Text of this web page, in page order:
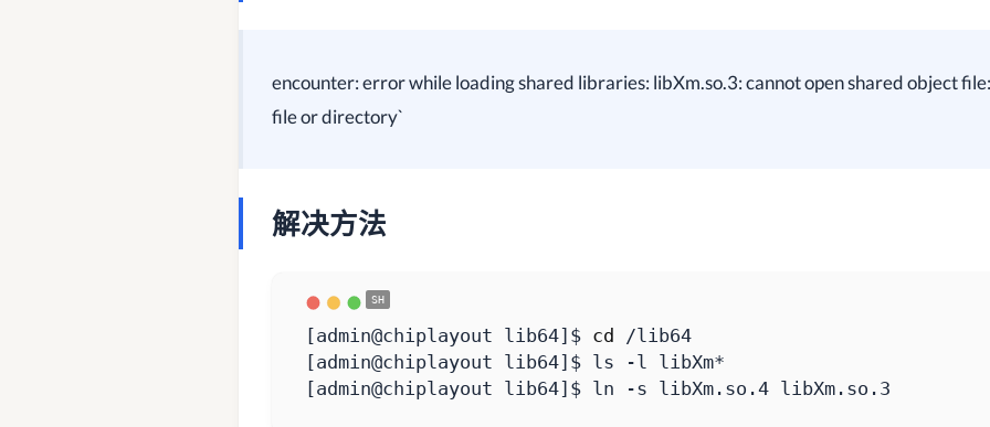
encounter: error while loading shared libraries: libXm.so.3: cannot open shared object
file or directory`
解决方法
[admin@chiplayout lib64] $ cd
[admin@chiplayout lib64]
[admin@chiplayout lib64] $ ln -s libXm.so.4 libXm.so.3